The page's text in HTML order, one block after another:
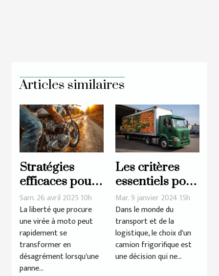
Articles similaires
Stratégies
efficaces pour
éviter les
pannes de
moto en route
Sam. 26 avril 2025 10h
La liberté que procure
une virée à moto peut
rapidement se
transformer en
désagrément lorsqu'une
panne...
Les critères
essentiels pour
choisir un
camion
frigorifique
adapté à votre
activité
Mar. 9 janvier 2024 15h
Dans le monde du
transport et de la
logistique, le choix d'un
camion frigorifique est
une décision qui ne...